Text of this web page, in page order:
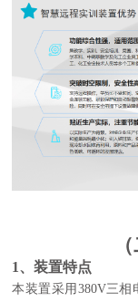
1、装置特点
本装置采用​​380V三